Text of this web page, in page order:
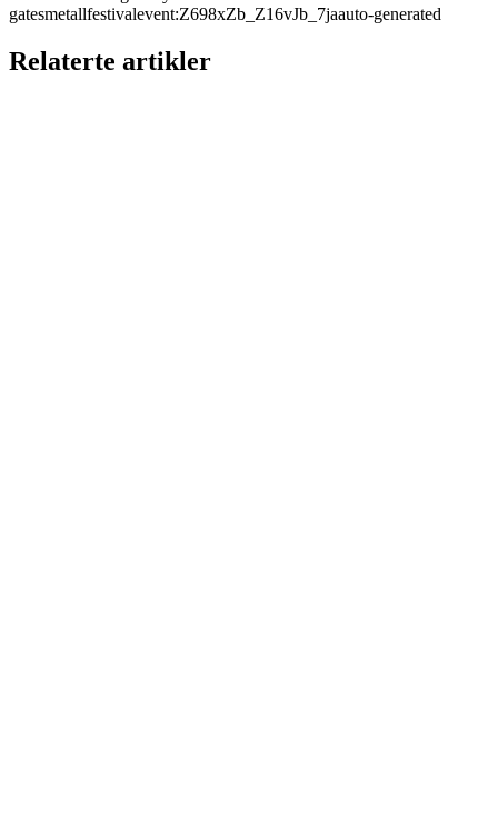
gatesmetallfestivalevent:Z698xZb_Z16vJb_7jaauto-generated
Relaterte artikler